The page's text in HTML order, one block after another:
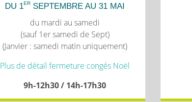
DU 1ER SEPTEMBRE AU 31 MAI
du mardi au samedi
(sauf 1er samedi de Sept)
(Janvier : samedi matin uniquement)
Plus de détail fermeture congés Noël
9h-12h30 / 14h-17h30